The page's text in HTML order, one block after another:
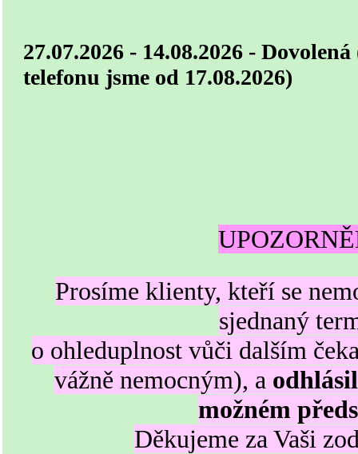
27.07.2026 - 14.08.2026 -
telefonu jsme od 17.08.2026)
Prosíme klienty, kteří se
sjednaný
o ohleduplnost vůči dalším
vážně nemocným), a
možném
Děkujeme za Vaši